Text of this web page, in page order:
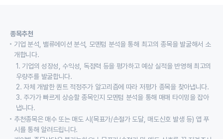
종목추천
기업 분석, 밸류에이션 분석, 모멘텀 분석을 통해 최고의 종목을 발굴해서 소
개합니다.
1. 기업의 성장성, 수익성, 독점력 등을 평가하고 예상 실적을 반영해 최고의
우량주를 발굴합니다.
2. 자체 개발한 퀀트 적정주가 알고리즘에 따라 저평가 종목을 찾아냅니다.
3. 주가가 빠르게 상승할 종목인지 모멘텀 분석을 통해 매매 타이밍을 잡아
냅니다.
추천종목은 매수 또는 매도 시(목표가/손절가 도달, 매도신호 발생 등) 앱 푸
시를 통해 알려드립니다.